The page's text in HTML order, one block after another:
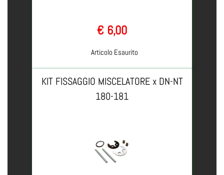
€ 6,00
Articolo Esaurito
KIT FISSAGGIO MISCELATORE x DN-NT
180-181